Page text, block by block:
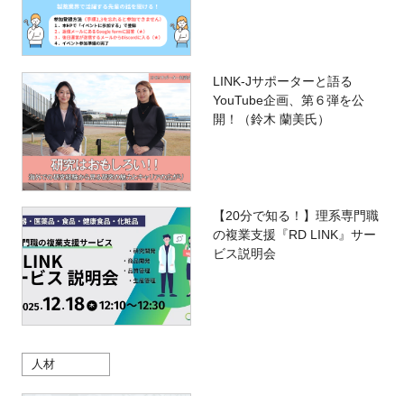
LINK-Jサポーターと語る
YouTube企画、第６弾を公
開！（鈴木 蘭美氏）
【20分で知る！】理系専門職
の複業支援『RD LINK』サー
ビス説明会
人材